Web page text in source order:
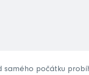
samého počátku